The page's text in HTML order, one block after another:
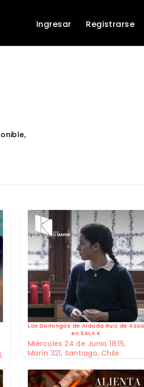
Ingresar Registrarse
Los Domingos de Alauda Ruiz de Azúa
en SALA K
Miércoles 24 de Junio 18:15,
Marín 321, Santiago, Chile